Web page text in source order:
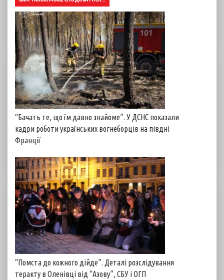
“Бачать те, що їм давно знайоме”. У ДСНС показали
кадри роботи українських вогнеборців на півдні
Франції
“Помста до кожного дійде”. Деталі розслідування
теракту в Оленівці від “Азову”, СБУ і ОГП